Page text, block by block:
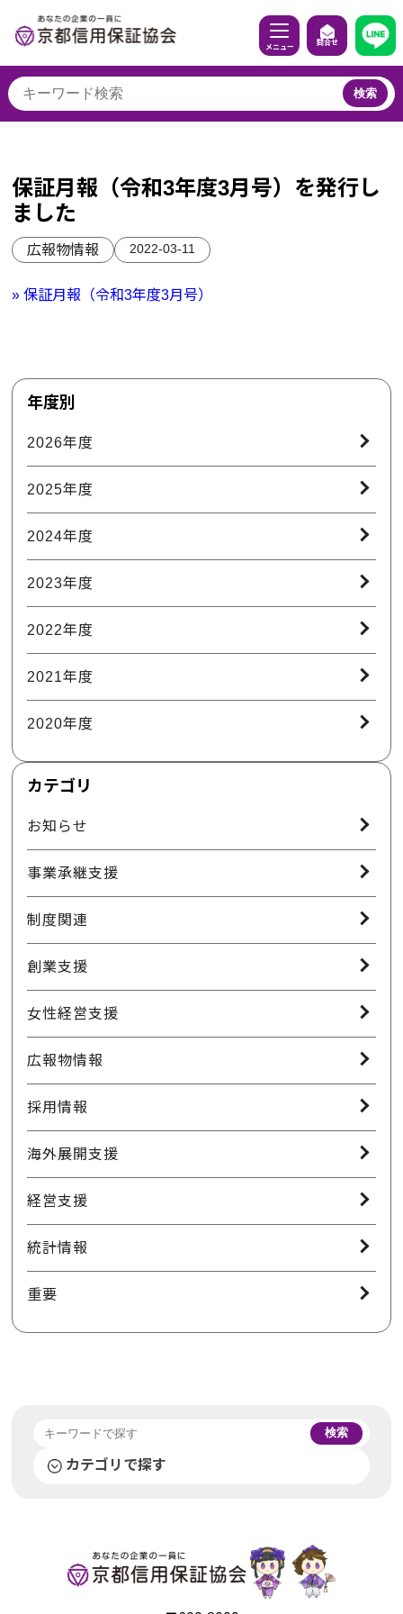
検索
保証月報（令和3年度3月号）を発行し
ました
広報物情報 2022-03-11
» 保証月報（令和3年度3月号）
年度別
2026年度
2025年度
2024年度
2023年度
2022年度
2021年度
2020年度
カテゴリ
お知らせ
事業承継支援
制度関連
創業支援
女性経営支援
広報物情報
採用情報
海外展開支援
経営支援
統計情報
重要
検索
カテゴリで探す
メニュー
問合せ